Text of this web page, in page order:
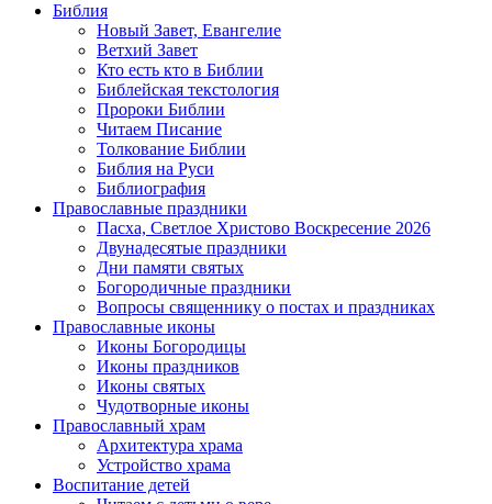
Библия
Новый Завет, Евангелие
Ветхий Завет
Кто есть кто в Библии
Библейская текстология
Пророки Библии
Читаем Писание
Толкование Библии
Библия на Руси
Библиография
Православные праздники
Пасха, Светлое Христово Воскресение 2026
Двунадесятые праздники
Дни памяти святых
Богородичные праздники
Вопросы священнику о постах и праздниках
Православные иконы
Иконы Богородицы
Иконы праздников
Иконы святых
Чудотворные иконы
Православный храм
Архитектура храма
Устройство храма
Воспитание детей